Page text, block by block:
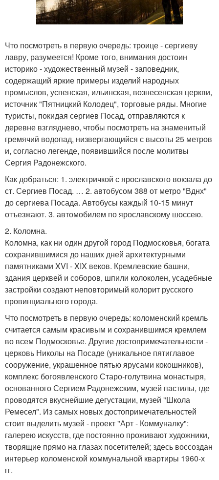
Что посмотреть в первую очередь: троице - сергиеву
лавру, разумеется! Кроме того, внимания достоин
историко - художественный музей - заповедник,
содержащий яркие примеры изделий народных
промыслов, успенская, ильинская, вознесенская церкви,
источник "Пятницкий Колодец", торговые ряды. Многие
туристы, покидая сергиев Посад, отправляются к
деревне взгляднево, чтобы посмотреть на знаменитый
гремячий водопад, низвергающийся с высоты 25 метров
и, согласно легенде, появившийся после молитвы
Сергия Радонежского.
Как добраться: 1. электричкой с ярославского вокзала до
ст. Сергиев Посад. … 2. автобусом 388 от метро "Вднх"
до сергиева Посада. Автобусы каждый 10-15 минут
отъезжают. 3. автомобилем по ярославскому шоссею.
2. Коломна.
Коломна, как ни один другой город Подмосковья, богата
сохранившимися до наших дней архитектурными
памятниками XVI - XIX веков. Кремлевские башни,
здания церквей и соборов, шпили колоколен, усадебные
застройки создают неповторимый колорит русского
провинциального города.
Что посмотреть в первую очередь: коломенский кремль
считается самым красивым и сохранившимся кремлем
во всем Подмосковье. Другие достопримечательности -
церковь Николы на Посаде (уникальное пятиглавое
сооружение, украшенное пятью ярусами кокошников),
комплекс богоявленского Старо-голутвина монастыря,
основанного Сергием Радонежским, музей пастилы, где
проводятся вкуснейшие дегустации, музей "Школа
Ремесел". Из самых новых достопримечательностей
стоит выделить музей - проект "Арт - Коммуналку":
галерею искусств, где постоянно проживают художники,
творящие прямо на глазах посетителей; здесь воссоздан
интерьер коломенской коммунальной квартиры 1960-х
гг.